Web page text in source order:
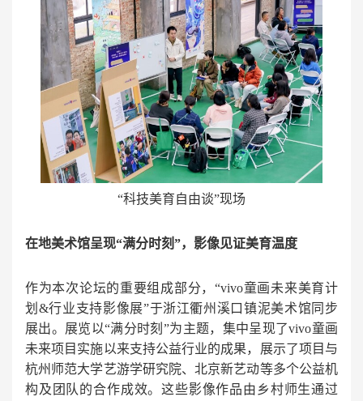
“科技美育自由谈”现场
在地美术馆呈现“满分时刻”，影像见证美育温度
作为本次论坛的重要组成部分，“vivo童画未来美育计
划&行业支持影像展”于浙江衢州溪口镇泥美术馆同步
展出。展览以“满分时刻”为主题，集中呈现了vivo童画
未来项目实施以来支持公益行业的成果，展示了项目与
杭州师范大学艺游学研究院、北京新艺动等多个公益机
构及团队的合作成效。这些影像作品由乡村师生通过